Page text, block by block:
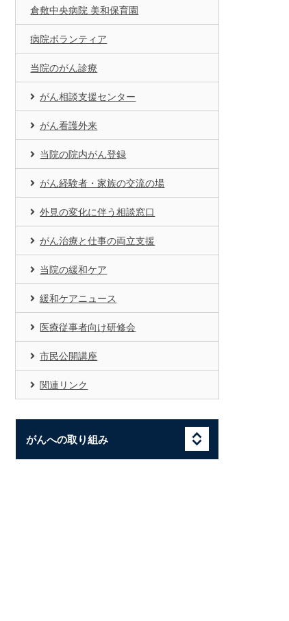
倉敷中央病院 美和保育園
病院ボランティア
当院のがん診療
がん相談支援センター
がん看護外来
当院の院内がん登録
がん経験者・家族の交流の場
外見の変化に伴う相談窓口
がん治療と仕事の両立支援
当院の緩和ケア
緩和ケアニュース
医療従事者向け研修会
市民公開講座
関連リンク
がんへの取り組み